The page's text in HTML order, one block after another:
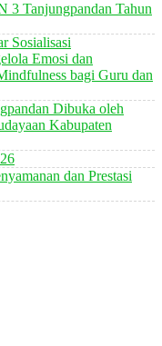
3 Tanjungpandan Tahun
Sosialisasi
Emosi dan
bagi Guru dan
Dibuka oleh
Kabupaten
dan Prestasi